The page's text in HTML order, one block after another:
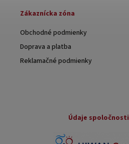
Zákaznícka zóna
Obchodné podmienky
Doprava a platba
Reklamačné podmienky
Údaje spoločnosti